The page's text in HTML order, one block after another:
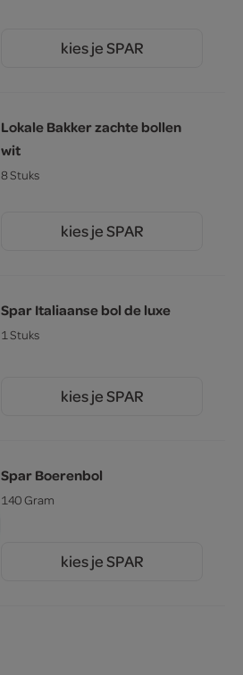
kies je SPAR
Lokale Bakker zachte bollen
wit
8 Stuks
kies je SPAR
Spar Italiaanse bol de luxe
1 Stuks
kies je SPAR
Spar Boerenbol
140 Gram
kies je SPAR